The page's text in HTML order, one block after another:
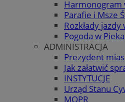
Harmonogram
Parafie i Msze
Rozkłady
Pogoda w
ADMINISTRACJA
Prezydent
Jak załatwić
INSTYTUCJE
Urząd Stanu
MOPR